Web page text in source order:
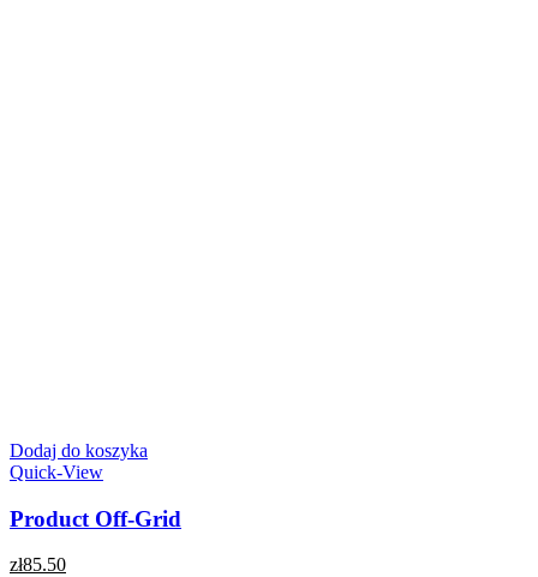
Dodaj do koszyka
Quick-View
Product Off-Grid
zł85.50